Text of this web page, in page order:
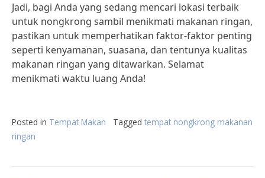
Jadi, bagi Anda yang sedang mencari lokasi terbaik
untuk nongkrong sambil menikmati makanan ringan,
pastikan untuk memperhatikan faktor-faktor penting
seperti kenyamanan, suasana, dan tentunya kualitas
makanan ringan yang ditawarkan. Selamat
menikmati waktu luang Anda!
Posted in Tempat Makan Tagged tempat nongkrong makanan
ringan